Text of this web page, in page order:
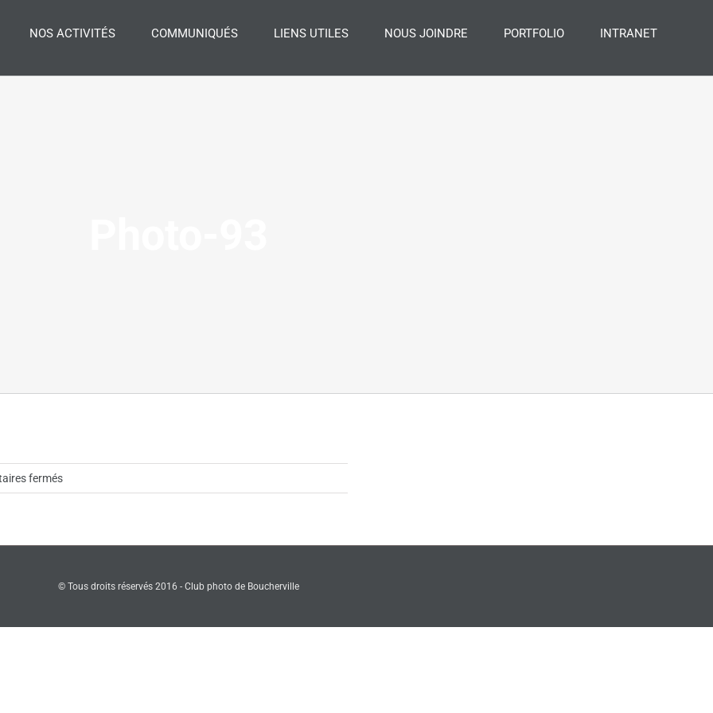
NOS ACTIVITÉS COMMUNIQUÉS LIENS UTILES NOUS JOINDRE PORTFOLIO INTRANET
ferméssur
© Tous droits réservés 2016 - Club photo de Boucherville